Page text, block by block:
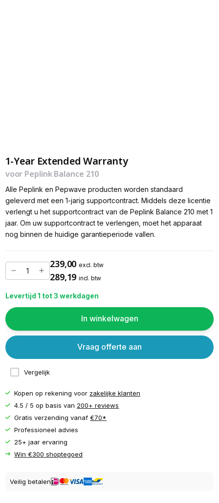
1-Year Extended Warranty
voor Peplink Balance 210
Alle Peplink en Pepwave producten worden standaard
geleverd met een 1-jarig supportcontract. Middels deze licentie
verlengt u het supportcontract van de Peplink Balance 210 met 1
jaar. Om uw supportcontract te verlengen, moet het apparaat
nog binnen de huidige garantieperiode vallen.
239,00 excl. btw
289,19 incl. btw
Levertijd 1 tot 3 werkdagen
In winkelwagen
Vergelijk
Vraag offerte aan
Kopen op rekening voor zakelijke klanten
4.5 / 5 op basis van 200+ reviews
Gratis verzending vanaf€70*
Professioneel advies
25+ jaar ervaring
Win €300 shoptegoed
Veilig betalen